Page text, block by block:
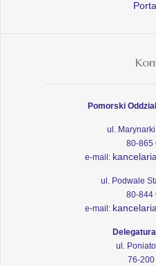
Pomorski
ul.
80-865
e-mail:
ul. Podwale
80-844
e-mail:
ul.
76-200